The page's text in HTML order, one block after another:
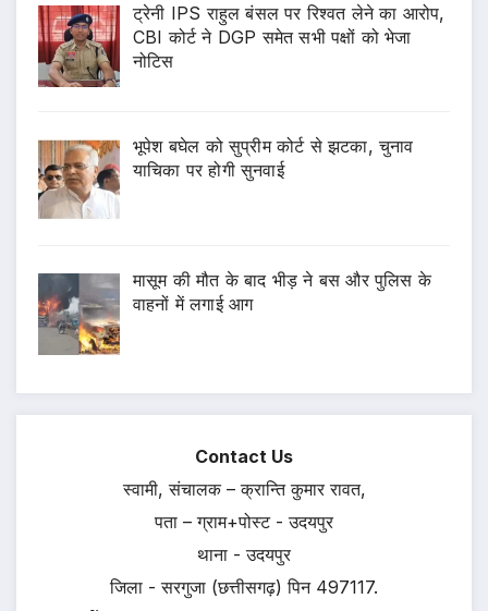
ट्रेनी IPS राहुल बंसल पर रिश्वत लेने का आरोप,
CBI कोर्ट ने DGP समेत सभी पक्षों को भेजा
नोटिस
भूपेश बघेल को सुप्रीम कोर्ट से झटका, चुनाव
याचिका पर होगी सुनवाई
मासूम की मौत के बाद भीड़ ने बस और पुलिस के
वाहनों में लगाई आग
Contact Us
स्वामी, संचालक – क्रान्ति कुमार रावत,
पता – ग्राम+पोस्ट - उदयपुर
थाना - उदयपुर
जिला - सरगुजा (छत्तीसगढ़) पिन 497117.